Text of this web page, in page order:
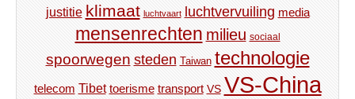
justitie klimaat luchtvaart luchtvervuiling media
mensenrechten milieu sociaal
spoorwegen steden Taiwan technologie
telecom Tibet toerisme transport VS VS-China